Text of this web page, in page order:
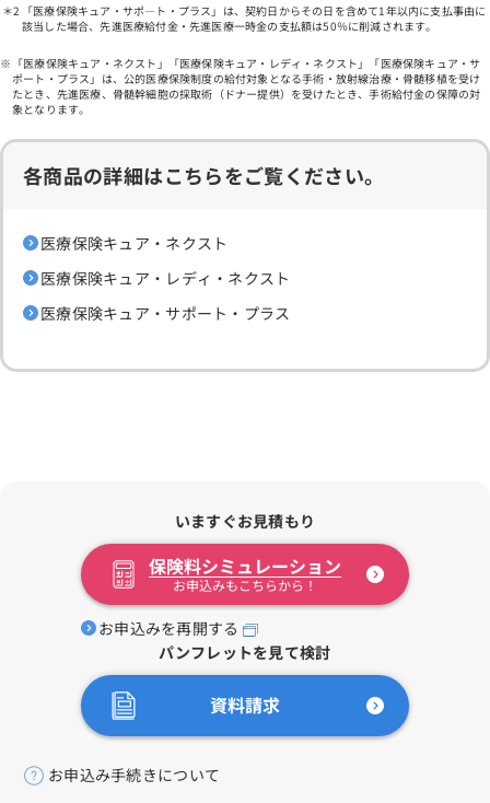
「医療保険キュア・サポ―ト・プラス」は、契約日からその日を含めて1年以内に支払事由に
該当した場合、先進医療給付金・先進医療一時金の支払額は50％に削減されます。
「医療保険キュア・ネクスト」「医療保険キュア・レディ・ネクスト」「医療保険キュア・サ
ポート・プラス」は、公的医療保険制度の給付対象となる手術・放射線治療・骨髄移植を受け
たとき、先進医療、骨髄幹細胞の採取術（ドナー提供）を受けたとき、手術給付金の保障の対
象となります。
各商品の詳細はこちらをご覧ください。
医療保険キュア・ネクスト
医療保険キュア・レディ・ネクスト
医療保険キュア・サポート・プラス
いますぐお見積もり
保険料シミュレーション
お申込みもこちらから！
お申込みを再開する
パンフレットを見て検討
資料請求
お申込み手続きについて